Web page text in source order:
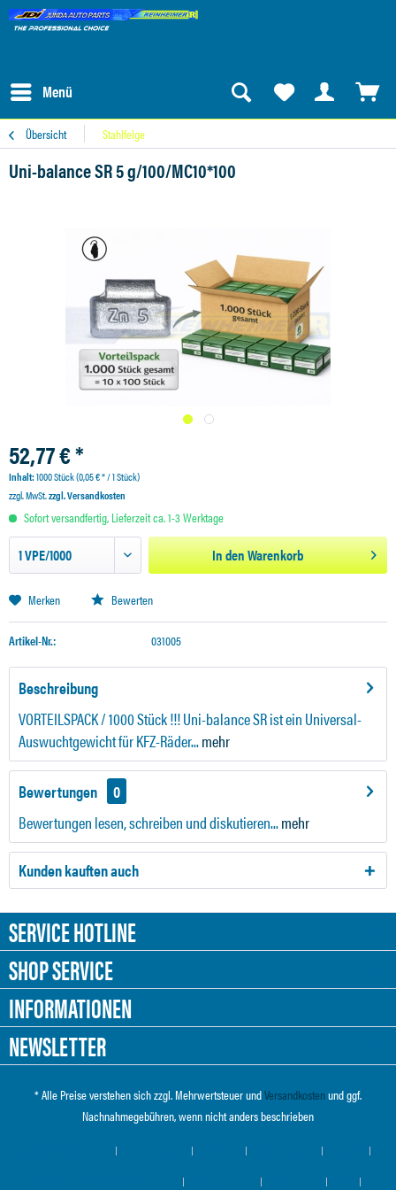
Menü
Übersicht Stahlfelge
Uni-balance SR 5 g/100/MC10*100
52,77 € *
Inhalt:1000 Stück (0,05 € * / 1 Stück)
zzgl. MwSt.zzgl. Versandkosten
Sofort versandfertig, Lieferzeit ca. 1-3 Werktage
In denWarenkorb
Merken Bewerten
Artikel-Nr.: 031005
Beschreibung
VORTEILSPACK / 1000 Stück !!! Uni-balance SR ist ein Universal-
Auswuchtgewicht für KFZ-Räder...mehr
Bewertungen
0
Bewertungen lesen, schreiben und diskutieren...mehr
Kunden kauften auch
SERVICE HOTLINE
SHOP SERVICE
INFORMATIONEN
NEWSLETTER
* Alle Preise verstehen sich zzgl. Mehrwertsteuer undVersandkostenund ggf.
Nachnahmegebühren, wenn nicht anders beschrieben